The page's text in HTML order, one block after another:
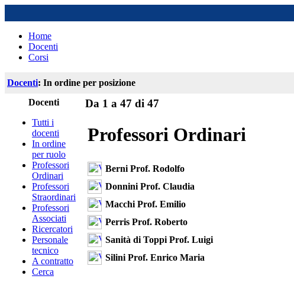
Home
Docenti
Corsi
Docenti: In ordine per posizione
Docenti
Tutti i
docenti
In ordine
per ruolo
Professori
Ordinari
Professori
Straordinari
Professori
Associati
Ricercatori
Personale
tecnico
A contratto
Cerca
Da 1 a 47 di 47
Professori Ordinari
Berni Prof. Rodolfo
Donnini Prof. Claudia
Macchi Prof. Emilio
Perris Prof. Roberto
Sanità di Toppi Prof. Luigi
Silini Prof. Enrico Maria